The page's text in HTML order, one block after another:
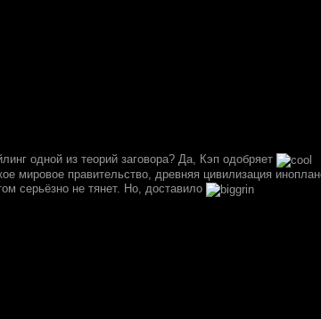
одной из теорий заговора? Да, Кэп одобряет
мировое правительство, древняя цивилизация
серьёзно не тянет. Но, доставило